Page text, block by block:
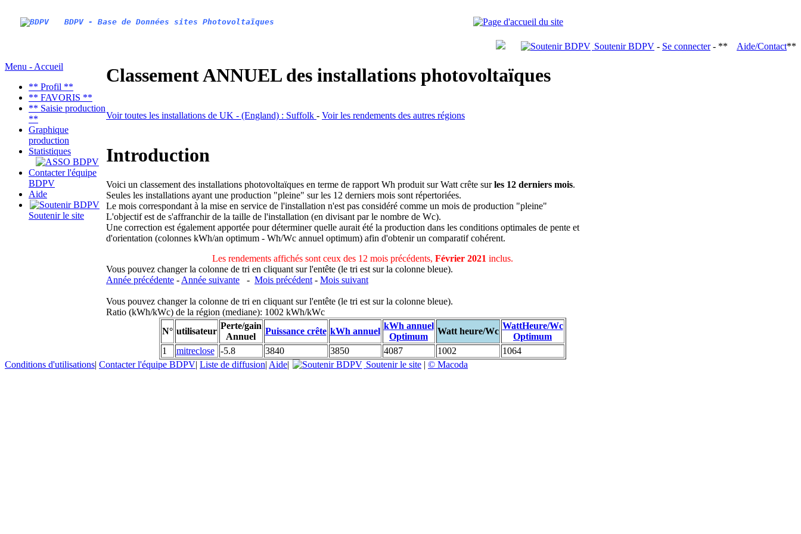
BDPV - Base de Données sites Photovoltaïques
Soutenir BDPV - Se connecter- ** Aide/Contact**
Menu - Accueil
** Profil **
** FAVORIS **
** Saisie production
**
Graphique
production
Statistiques
Contacter l'équipe
BDPV
Aide
Soutenir le site
Classement ANNUEL des installations photovoltaïques
Voir toutes les installations de UK - (England) : Suffolk - Voir les rendements des autres régions
Introduction
Voici un classement des installations photovoltaïques en terme de rapport Wh produit sur Watt crête surles 12 derniers mois.
Seules les installations ayant une production "pleine" sur les 12 derniers mois sont répertoriées.
Le mois correspondant à la mise en service de l'installation n'est pas considéré comme un mois de production "pleine"
L'objectif est de s'affranchir de la taille de l'installation (en divisant par le nombre de Wc).
Une correction est également apportée pour déterminer quelle aurait été la production dans les conditions optimales de pente et
d'orientation (colonnes kWh/an optimum - Wh/Wc annuel optimum) afin d'obtenir un comparatif cohérent.
Les rendements affichés sont ceux des 12 mois précédents, Février 2021 inclus.
Vous pouvez changer la colonne de tri en cliquant sur l'entête (le tri est sur la colonne bleue).
Année précédente - Année suivante - Mois précédent - Mois suivant
Vous pouvez changer la colonne de tri en cliquant sur l'entête (le tri est sur la colonne bleue).
Ratio (kWh/kWc) de la région (mediane): 1002 kWh/kWc
N° utilisateur
Perte/gain
Annuel
Puissance crête kWh annuel
kWh annuel
Optimum
Watt heure/Wc
WattHeure/Wc
Optimum
1
mitreclose -5.8 3840 3850 4087 1002
1064
Conditions d'utilisations| Contacter l'équipe BDPV| Liste de diffusion| Aide| Soutenir le site | © Macoda